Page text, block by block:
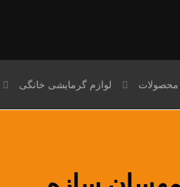
محصولات لوازم گرمایشی خانگی